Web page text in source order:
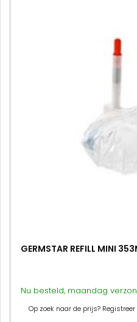
GERMSTAR REFILL MINI
Nu besteld, maandag
Op zoek naar de prijs?